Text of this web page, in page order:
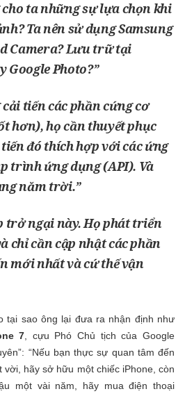
ta những sự lựa chọn khi
Ta nên sử dụng Samsung
Camera? Lưu trữ tại
Google Photo?”
tiến các phần cứng cơ
hơn), họ cần thuyết phục
tiến đó thích hợp với các ứng
trình ứng dụng (API). Và
năm trời.”
trở ngại này. Họ phát triển
chỉ cần cập nhật các phần
mới nhất và cứ thế vận
tại sao ông lại đưa ra nhận định như
7, cựu Phó Chủ tịch của Google
“Nếu bạn thực sự quan tâm đến
vời, hãy sở hữu một chiếc iPhone, còn
một vài năm, hãy mua điện thoại